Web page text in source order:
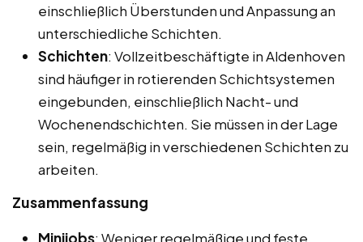
einschließlich Überstunden und Anpassung an
unterschiedliche Schichten.
Schichten: Vollzeitbeschäftigte in Aldenhoven
sind häufiger in rotierenden Schichtsystemen
eingebunden, einschließlich Nacht- und
Wochenendschichten. Sie müssen in der Lage
sein, regelmäßig in verschiedenen Schichten zu
arbeiten.
Zusammenfassung
Minijobs: Weniger regelmäßige und feste